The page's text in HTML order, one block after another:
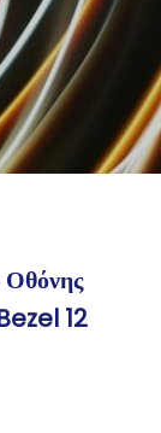
Οθόνης
12